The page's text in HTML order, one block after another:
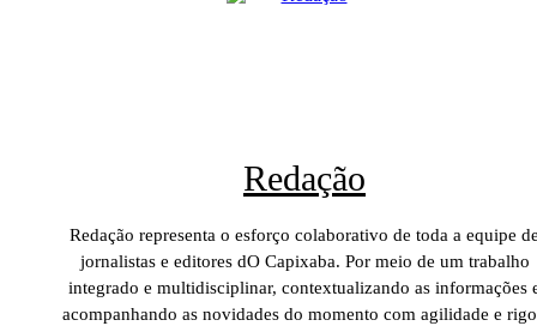
Redação
Redação representa o esforço colaborativo de toda a equipe
jornalistas e editores dO Capixaba. Por meio de um trabalho
integrado e multidisciplinar, contextualizando as informações
acompanhando as novidades do momento com agilidade e